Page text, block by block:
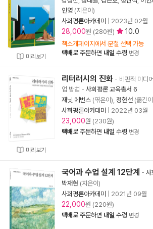
미리보기
인영 (지은이)
사회평론아카데미
2023년 02월
28,000원 (280원) 10.0
책소개페이지에서 분철 선택 가능
택배로 주문하면 내일 수령 변경
미리보기
리터러시의 진화 - 비판적 미디
업 방법 - 사회평론 교육총서 6
재닛 에번스 (엮은이), 정현선 (옮긴
사회평론아카데미
2022년 03월
23,000원 (230원)
택배로 주문하면 내일 수령 변경
국어과 수업 설계 12단계 - 사
박재현 (지은이)
사회평론아카데미
2021년 09월
22,000원 (220원)
택배로 주문하면 내일 수령 변경